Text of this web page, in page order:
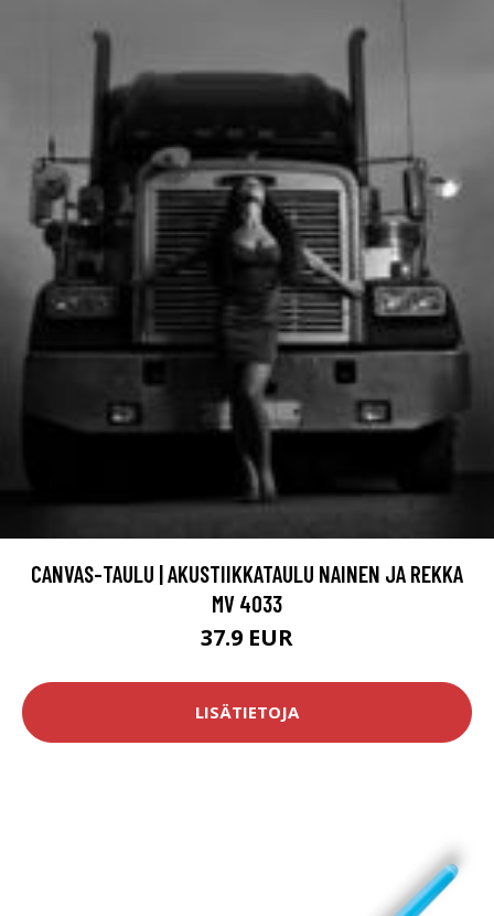
CANVAS-TAULU | AKUSTIIKKATAULU NAINEN JA REKKA
MV 4033
37.9 EUR
LISÄTIETOJA